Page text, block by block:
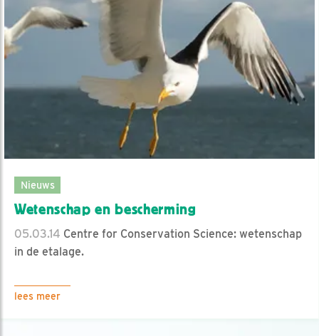
Nieuws
Wetenschap en bescherming
05.03.14 Centre for Conservation Science: wetenschap
in de etalage.
lees meer